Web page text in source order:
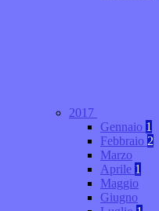
2017
Gennaio 1
Febbraio 2
Marzo
Aprile 1
Maggio
Giugno